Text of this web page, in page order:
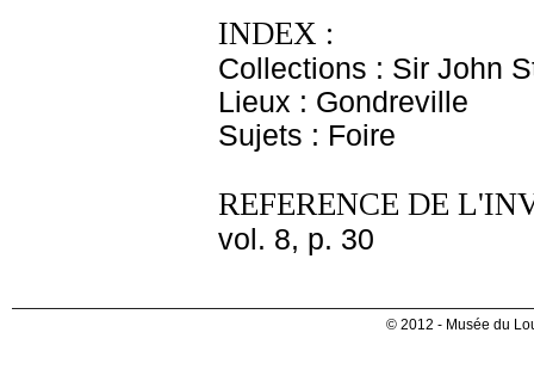
INDEX :
Collections : Sir John
Lieux : Gondreville
Sujets : Foire
REFERENCE DE
vol. 8, p. 30
© 2012 - Musée du